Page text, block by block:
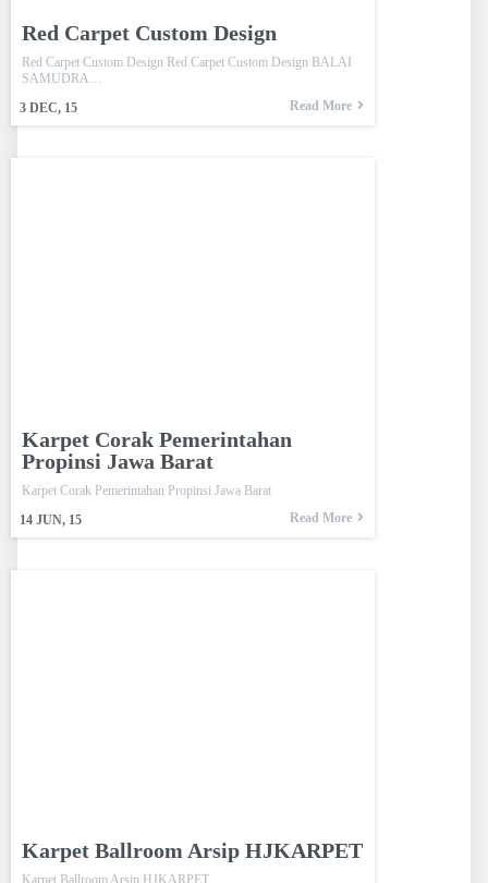
Red Carpet Custom Design
3 DEC, 15
Red Carpet Custom Design Red Carpet Custom Design BALAI
SAMUDRA…
Read More
Karpet Corak Pemerintahan
Propinsi Jawa Barat
14 JUN, 15
Karpet Corak Pemerintahan Propinsi Jawa Barat
Read More
Karpet Ballroom Arsip HJKARPET